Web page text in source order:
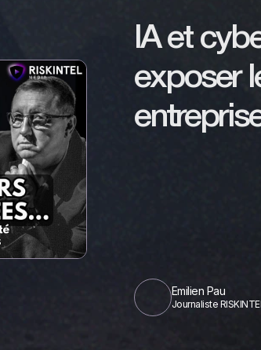
IA et
exposer
Emilien Pau
Journaliste